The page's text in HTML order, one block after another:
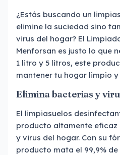
¿Estás buscando un
elimine la suciedad sino
virus del hogar? El
Menforsan es justo lo que
1 litro y 5 litros, este
mantener tu hogar limpio
Elimina bacterias y
El limpiasuelos
producto altamente
y virus del hogar. Con su
producto mata el 99,9%